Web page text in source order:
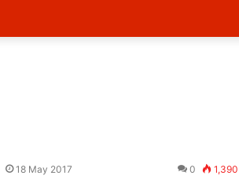
18 May 2017 0 1,390